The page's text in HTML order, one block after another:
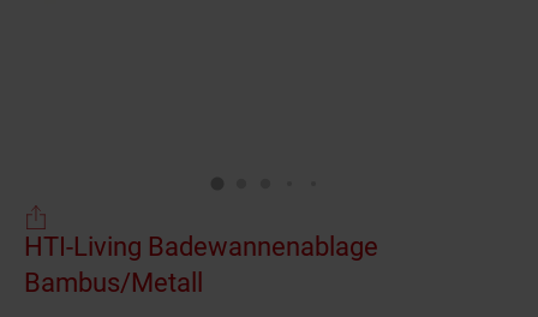
HTI-Living Badewannenablage
Bambus/Metall